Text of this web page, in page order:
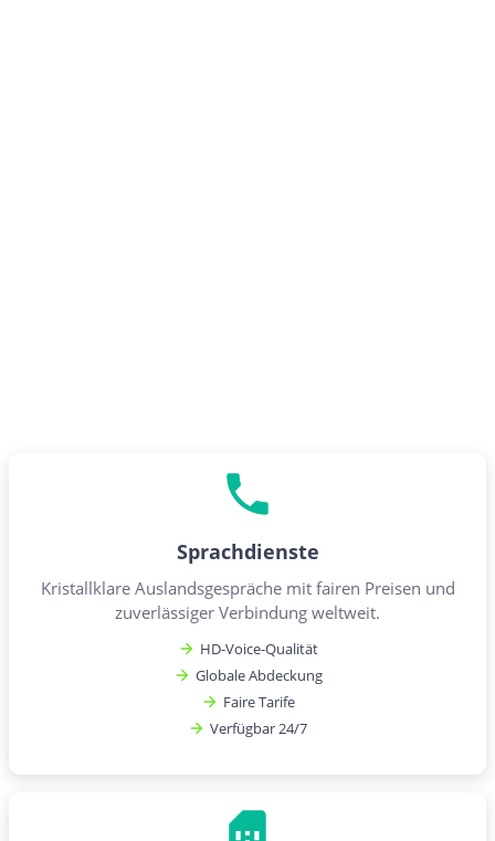
Sprachdienste
Kristallklare Auslandsgespräche mit fairen Preisen und
zuverlässiger Verbindung weltweit.
HD-Voice-Qualität
Globale Abdeckung
Faire Tarife
Verfügbar 24/7